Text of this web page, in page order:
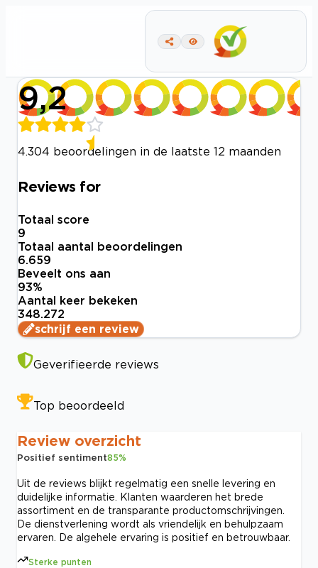
9,2
4.304 beoordelingen in de laatste 12 maanden
Reviews for
Totaal score
9
Totaal aantal beoordelingen
6.659
Beveelt ons aan
93%
Aantal keer bekeken
348.272
schrijf een review
Geverifieerde reviews
Top beoordeeld
Review overzicht
Positief sentiment85%
Uit de reviews blijkt regelmatig een snelle levering en
duidelijke informatie. Klanten waarderen het brede
assortiment en de transparante productomschrijvingen.
De dienstverlening wordt als vriendelijk en behulpzaam
ervaren. De algehele ervaring is positief en betrouwbaar.
Sterke punten